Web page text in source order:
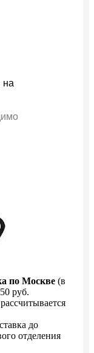
на
по Москве (в
руб.
до
отделения